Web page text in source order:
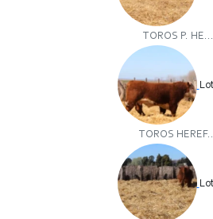
TOROS P. HE...
TOROS